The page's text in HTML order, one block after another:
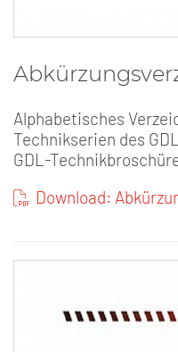
Alphabetisches
Technikserien des
GDL-
Download: